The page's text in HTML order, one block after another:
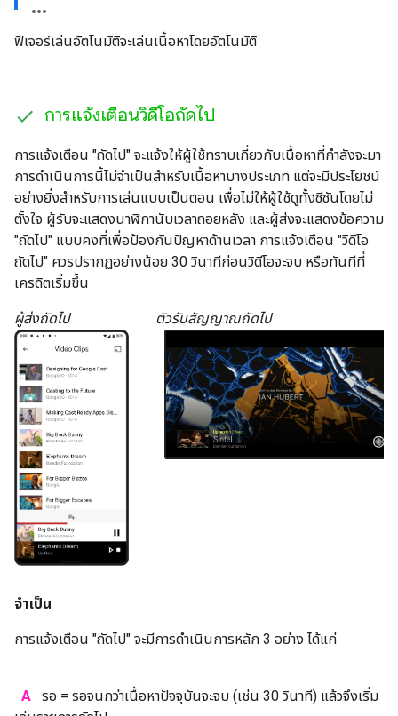
ฟีเจอร์เล่นอัตโนมัติจะเล่นเนื้อหาโดยอัตโนมัติ
การแจ้งเตือนวิดีโอถัดไป
การแจ้งเตือน "ถัดไป" จะแจ้งให้ผู้ใช้ทราบเกี่ยวกับเนื้อหาที่กำลังจะมา
การดำเนินการนี้ไม่จำเป็นสำหรับเนื้อหาบางประเภท แต่จะมีประโยชน์
อย่างยิ่งสำหรับการเล่นแบบเป็นตอน เพื่อไม่ให้ผู้ใช้ดูทั้งซีซันโดยไม่
ตั้งใจ ผู้รับจะแสดงนาฬิกานับเวลาถอยหลัง และผู้ส่งจะแสดงข้อความ
"ถัดไป" แบบคงที่เพื่อป้องกันปัญหาด้านเวลา การแจ้งเตือน "วิดีโอ
ถัดไป" ควรปรากฏอย่างน้อย 30 วินาทีก่อนวิดีโอจะจบ หรือทันทีที่
เครดิตเริ่มขึ้น
ผู้ส่งถัดไป ตัวรับสัญญาณถัดไป
จำเป็น
การแจ้งเตือน "ถัดไป" จะมีการดำเนินการหลัก 3 อย่าง ได้แก่
A
รอ = รอจนกว่าเนื้อหาปัจจุบันจะจบ (เช่น 30 วินาที) แล้วจึงเริ่ม